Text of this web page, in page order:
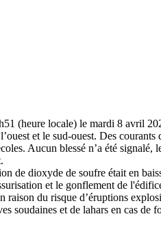
(heure locale) le mardi 8 avril
et le sud-ouest. Des
Aucun blessé n’a été
de dioxyde de soufre était en
et le gonflement de
du risque d’éruptions
soudaines et de lahars en cas